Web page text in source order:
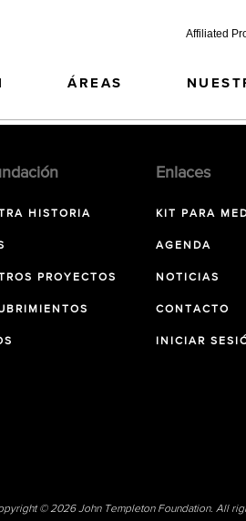
Affiliated
ÁREAS
HISTORIA
PROYECTOS
Enlaces
KIT PARA
AGENDA
NOTICIAS
CONTACTO
INICIAR
© 2026 John Templeton Foundation. All